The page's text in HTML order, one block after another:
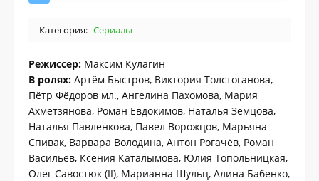
Категория: Сериалы
Режиссер: Максим Кулагин
В ролях: Артём Быстров, Виктория Толстоганова,
Пётр Фёдоров мл., Ангелина Пахомова, Мария
Ахметзянова, Роман Евдокимов, Наталья Земцова,
Наталья Павленкова, Павел Ворожцов, Марьяна
Спивак, Варвара Володина, Антон Рогачёв, Роман
Васильев, Ксения Каталымова, Юлия Топольницкая,
Олег Савостюк (II), Марианна Шульц, Алина Бабенко,